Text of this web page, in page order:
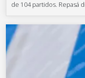
de 104 partidos. Repasá